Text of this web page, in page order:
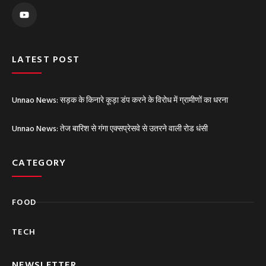
u
LATEST POST
Unnao News: सड़क के किनारे कूड़ा डंप करने के विरोध में ग्रामीणों का धरना
Unnao News: तेज बारिश से गंगा एक्सप्रेसवे से उतरने वाली रोड धंसी
CATEGORY
FOOD
TECH